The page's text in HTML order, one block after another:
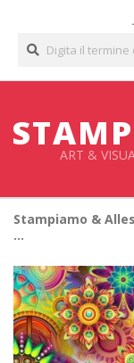
contenuto
ART &
Stampiamo &
…